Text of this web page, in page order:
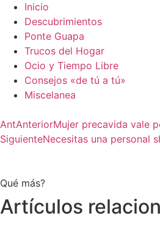
Inicio
Descubrimientos
Ponte Guapa
Trucos del Hogar
Ocio y Tiempo Libre
Consejos «de tú a tú»
Miscelanea
AntAnteriorMujer precavida vale
SiguienteNecesitas una personal
Qué más?
Artículos